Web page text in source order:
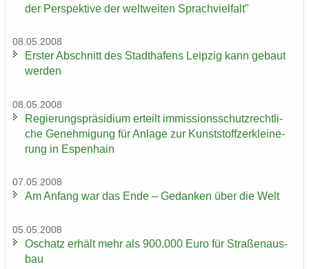
der Per­spek­ti­ve der welt­wei­ten Sprach­viel­falt"
08.05.2008
Ers­ter Ab­schnitt des Stadt­ha­fens Leip­zig kann ge­baut
wer­den
08.05.2008
Re­gie­rungs­prä­si­di­um er­teilt im­mis­si­ons­schutz­recht­li­
che Ge­neh­mi­gung für An­la­ge zur Kunst­stoff­zer­klei­ne­
rung in Es­pen­hain
07.05.2008
Am An­fang war das Ende – Ge­dan­ken über die Welt
05.05.2008
Oschatz er­hält mehr als 900.000 Euro für Stra­ßen­aus­
bau